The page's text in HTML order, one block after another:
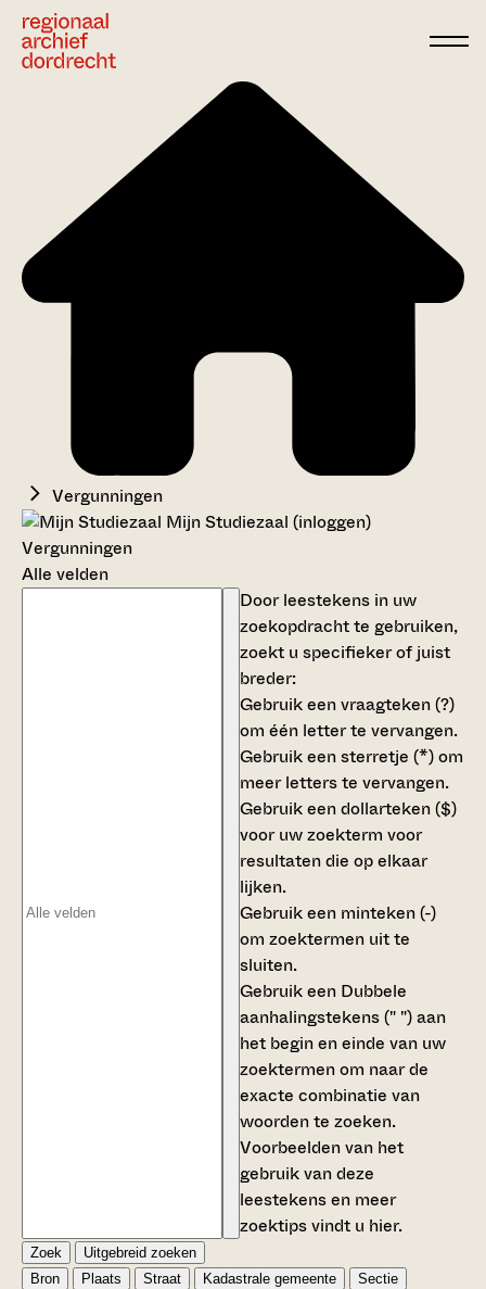
Vergunningen
Mijn Studiezaal (inloggen)
Vergunningen
Alle velden
Door leestekens in uw
zoekopdracht te gebruiken,
zoekt u specifieker of juist
breder:
Gebruik eenvraagteken (?)
om één letter te vervangen.
Gebruik eensterretje (*)om
meer letters te vervangen.
Gebruik eendollarteken ($)
voor uw zoekterm voor
resultaten die op elkaar
lijken.
Gebruik een minteken (-)
om zoektermen uit te
sluiten.
Gebruik een Dubbele
aanhalingstekens (" ")aan
het begin en einde van uw
zoektermen om naar de
exacte combinatie van
woorden te zoeken.
Voorbeelden van het
gebruik van deze
leestekens en meer
zoektips vindt u hier.
Zoek
Uitgebreid zoeken
Bron
Plaats Straat Kadastrale gemeente Sectie